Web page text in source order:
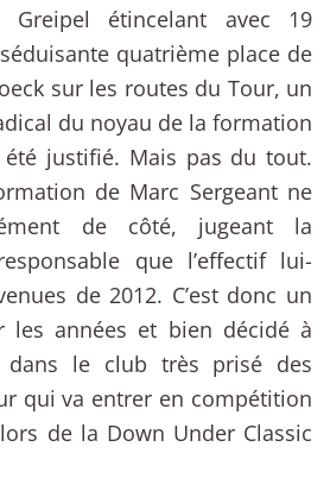
étincelant avec 19
quatrième place de
sur les routes du Tour, un
du noyau de la formation
justifié. Mais pas du tout.
de Marc Sergeant ne
de côté, jugeant la
que l’effectif lui-
de 2012. C’est donc un
les années et bien décidé à
dans le club très prisé des
qui va entrer en compétition
de la Down Under Classic